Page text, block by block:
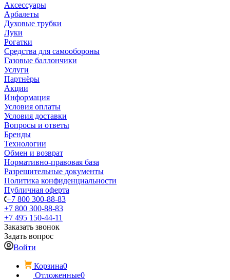
Аксессуары
Арбалеты
Духовые трубки
Луки
Рогатки
Средства для самообороны
Газовые баллончики
Услуги
Партнёры
Акции
Информация
Условия оплаты
Условия доставки
Вопросы и ответы
Бренды
Технологии
Обмен и возврат
Нормативно-правовая база
Разрешительные документы
Политика конфиденциальности
Публичная оферта
+7 800 300-88-83
+7 800 300-88-83
+7 495 150-44-11
Заказать звонок
Задать вопрос
Войти
Корзина0
Отложенные0